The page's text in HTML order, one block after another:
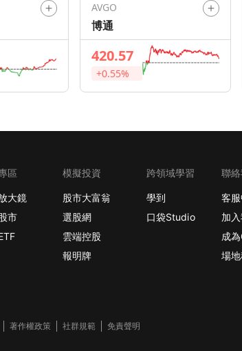
戶隱私優勢將受損，蘋果賴以支撐溢價的品
股價反應已說明市場在重新定價「毛利壓縮
AVGO
博通
420.57
+0.55%
區
大鏡
市
模擬投資
股市大富翁
選股網
雲端控股
報明牌
跨領域學習
學到
口袋Studio
聯
客
加
成
場
著作權政策 社群規範 免責聲明